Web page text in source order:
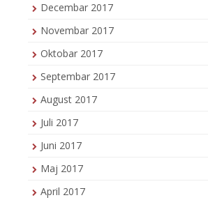
Decembar 2017
Novembar 2017
Oktobar 2017
Septembar 2017
August 2017
Juli 2017
Juni 2017
Maj 2017
April 2017